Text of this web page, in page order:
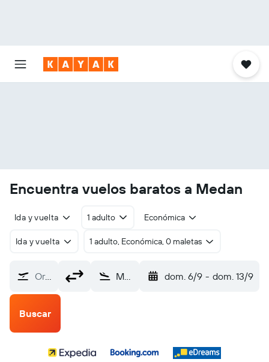
Encuentra vuelos baratos a Medan
Ida y vuelta 1 adulto Económica
Ida y vuelta 1 adulto, Económica, 0 maletas
Origen Medan (KNO) dom. 6/9 - dom. 13/9
Buscar